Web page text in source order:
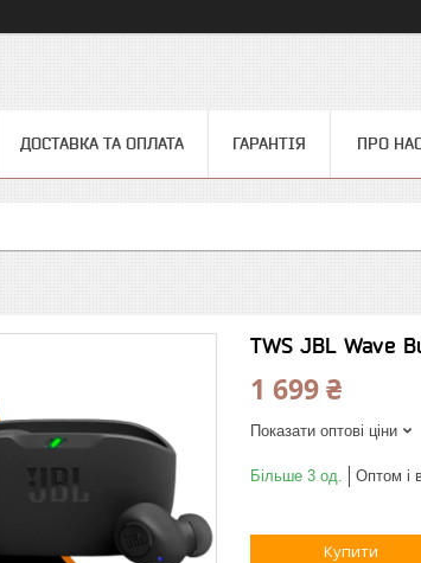
ДОСТАВКА ТА ОПЛАТА ГАРАНТІЯ ПРО
TWS JBL Wave
1 699 ₴
Показати оптові ціни
Більше 3 од. Оптом і
Купити